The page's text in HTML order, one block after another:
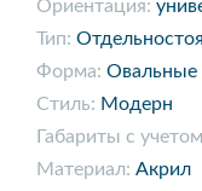
Ориентация:
Тип:
Форма: Овальные
Стиль: Модерн
Габариты с
Материал: Акрил